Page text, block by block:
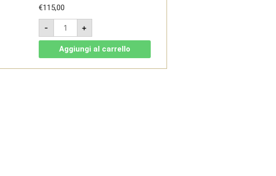
€115,00
-
Poggio
Landi
2018
Brunello
di
Montalcino
+
Aggiungi al carrello